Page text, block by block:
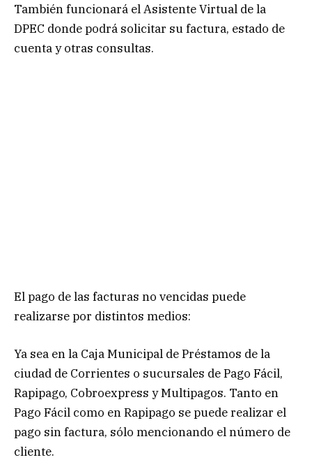
También funcionará el Asistente Virtual de la
DPEC donde podrá solicitar su factura, estado de
cuenta y otras consultas.
El pago de las facturas no vencidas puede
realizarse por distintos medios:
Ya sea en la Caja Municipal de Préstamos de la
ciudad de Corrientes o sucursales de Pago Fácil,
Rapipago, Cobroexpress y Multipagos. Tanto en
Pago Fácil como en Rapipago se puede realizar el
pago sin factura, sólo mencionando el número de
cliente.